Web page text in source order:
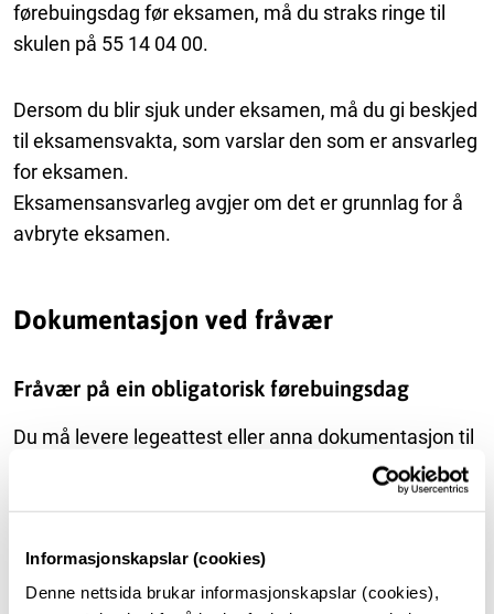
Informasjonskapslar (cookies)
Denne nettsida brukar informasjonskapslar (cookies),
førebuingsdag før eksamen, må du straks ringe til
skulen på 55 14 04 00.
Dersom du blir sjuk under eksamen, må du gi beskjed
til eksamensvakta, som varslar den som er ansvarleg
for eksamen.
Eksamensansvarleg avgjer om det er grunnlag for å
avbryte eksamen.
Dokumentasjon ved fråvær
Fråvær på ein obligatorisk førebuingsdag
Du må levere legeattest eller anna dokumentasjon til
ekspedisjonen på skulen, så snart som mogleg.
Dokumentasjonen må gjelde for denne dagen.
førebuingsdag, har du også automatisk dokumentert
fråvær på eksamensdagen.